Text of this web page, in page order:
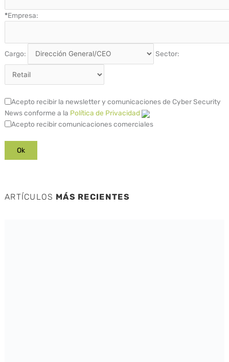
*Empresa:
Cargo: Sector:
Acepto recibir la newsletter y comunicaciones de Cyber Security
News conforme a la Política de Privacidad
Acepto recibir comunicaciones comerciales
ARTÍCULOS MÁS RECIENTES